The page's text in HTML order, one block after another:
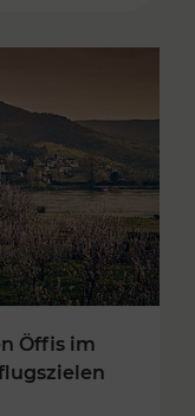
Öffis im